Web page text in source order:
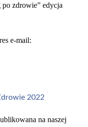
zdrowie” edycja
e-mail:
2022
na naszej